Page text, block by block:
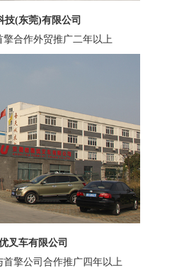
技(东莞)有限公司
合作外贸推广二年以上
叉车有限公司
擎公司合作推广四年以上